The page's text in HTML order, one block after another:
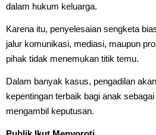
dalam hukum keluarga.
Karena itu, penyelesaian sengketa
jalur komunikasi, mediasi, maupun
pihak tidak menemukan titik temu.
Dalam banyak kasus, pengadilan
kepentingan terbaik bagi anak
mengambil keputusan.